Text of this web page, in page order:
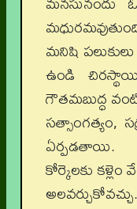
మనిషి
ఉండి
గౌతమబుద్ధ
సత్సాంగత్యం,
ఏర్పడతాయి.
కోర్కెలకు
అలవర్చుకోవచ్చు.